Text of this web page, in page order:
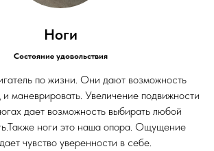
Ноги
Состояние удовольствия
по жизни. Они дают возможность
и маневрировать. Увеличение подвижности
дает возможность выбирать любой
ноги это наша опора. Ощущение
чувство уверенности в себе.